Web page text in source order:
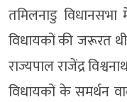
तमिलनाडु
विधायकों की जरूरत
राज्यपाल राजेंद्र
विधायकों के समर्थन